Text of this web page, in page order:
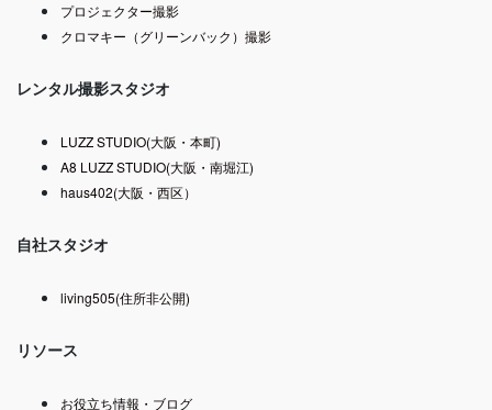
プロジェクター撮影
クロマキー（グリーンバック）撮影
レンタル撮影スタジオ
LUZZ STUDIO(大阪・本町)
A8 LUZZ STUDIO(大阪・南堀江)
haus402(大阪・西区）
自社スタジオ
living505(住所非公開)
リソース
お役立ち情報・ブログ